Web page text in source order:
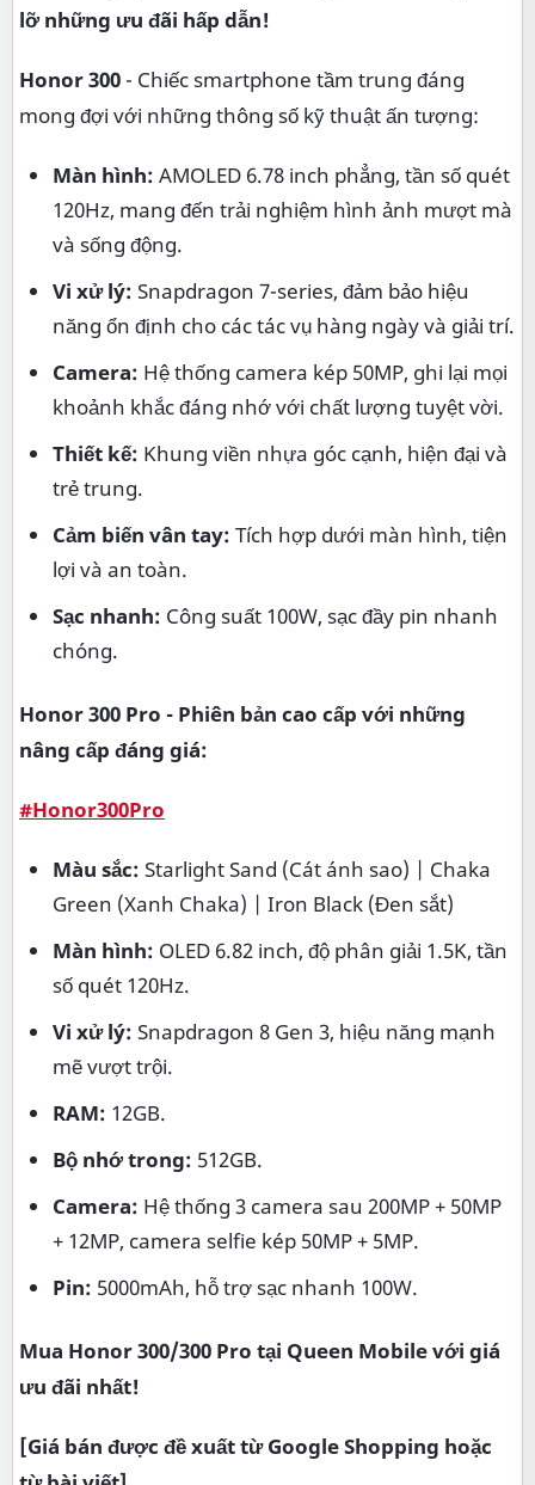
lỡ những ưu đãi hấp dẫn!
Honor 300- Chiếc smartphone tầm trung đáng
mong đợi với những thông số kỹ thuật ấn tượng:
Màn hình: AMOLED 6.78 inch phẳng, tần số quét
120Hz, mang đến trải nghiệm hình ảnh mượt mà
và sống động.
Vi xử lý: Snapdragon 7-series, đảm bảo hiệu
năng ổn định cho các tác vụ hàng ngày và giải trí.
Camera: Hệ thống camera kép 50MP, ghi lại mọi
khoảnh khắc đáng nhớ với chất lượng tuyệt vời.
Thiết kế: Khung viền nhựa góc cạnh, hiện đại và
trẻ trung.
Cảm biến vân tay: Tích hợp dưới màn hình, tiện
lợi và an toàn.
Sạc nhanh: Công suất 100W, sạc đầy pin nhanh
chóng.
Honor 300 Pro - Phiên bản cao cấp với những
nâng cấp đáng giá:
#Honor300Pro
Màu sắc: Starlight Sand (Cát ánh sao) | Chaka
Green (Xanh Chaka) | Iron Black (Đen sắt)
Màn hình: OLED 6.82 inch, độ phân giải 1.5K, tần
số quét 120Hz.
Vi xử lý: Snapdragon 8 Gen 3, hiệu năng mạnh
mẽ vượt trội.
RAM: 12GB.
Bộ nhớ trong: 512GB.
Camera: Hệ thống 3 camera sau 200MP + 50MP
+ 12MP, camera selfie kép 50MP + 5MP.
Pin: 5000mAh, hỗ trợ sạc nhanh 100W.
Mua Honor 300/300 Pro tại Queen Mobile với giá
ưu đãi nhất!
[Giá bán được đề xuất từ Google Shopping hoặc